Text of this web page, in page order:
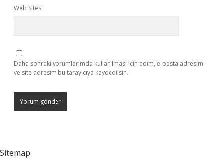
Web Sitesi
Daha sonraki yorumlarımda kullanılması için adım, e-posta adresim
ve site adresim bu tarayıcıya kaydedilsin.
Sitemap